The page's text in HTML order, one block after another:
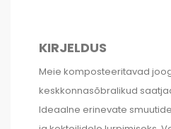
KIRJELDUS
Meie komposteeritavad
keskkonnasõbralikud
Ideaalne erinevate